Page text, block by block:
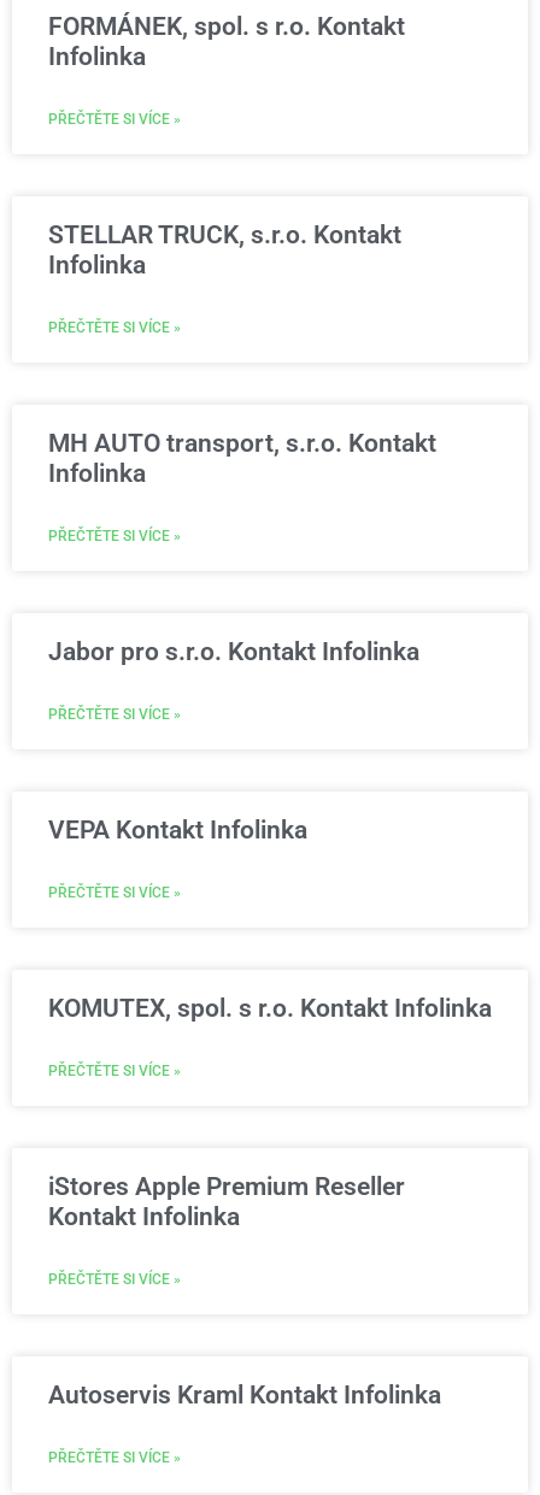
FORMÁNEK, spol. s r.o. Kontakt
Infolinka
PŘEČTĚTE SI VÍCE »
STELLAR TRUCK, s.r.o. Kontakt
Infolinka
PŘEČTĚTE SI VÍCE »
MH AUTO transport, s.r.o. Kontakt
Infolinka
PŘEČTĚTE SI VÍCE »
Jabor pro s.r.o. Kontakt Infolinka
PŘEČTĚTE SI VÍCE »
VEPA Kontakt Infolinka
PŘEČTĚTE SI VÍCE »
KOMUTEX, spol. s r.o. Kontakt Infolinka
PŘEČTĚTE SI VÍCE »
iStores Apple Premium Reseller
Kontakt Infolinka
PŘEČTĚTE SI VÍCE »
Autoservis Kraml Kontakt Infolinka
PŘEČTĚTE SI VÍCE »